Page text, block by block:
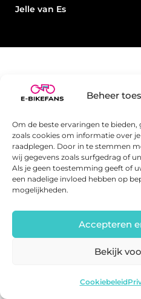
Beheer
Om de beste ervaringen te
zoals cookies om informatie over
raadplegen. Door in te stemmen
wij gegevens zoals surfgedrag of
Als je geen toestemming geeft of
een nadelige invloed hebben op
mogelijkheden.
Accepteren
Bekijk
Cookiebeleid
Jelle van Es
Plaats een
Reactie